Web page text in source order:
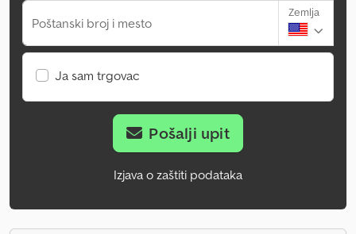
Poštanski broj i mesto
Zemlja
Ja sam trgovac
Pošalji upit
Izjava o zaštiti podataka